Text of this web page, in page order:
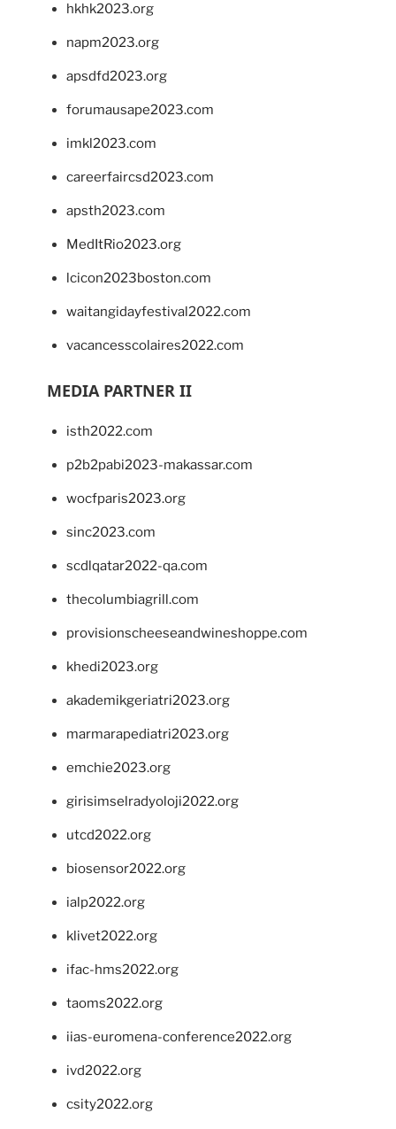
hkhk2023.org
napm2023.org
apsdfd2023.org
forumausape2023.com
imkl2023.com
careerfaircsd2023.com
apsth2023.com
MedItRio2023.org
lcicon2023boston.com
waitangidayfestival2022.com
vacancesscolaires2022.com
MEDIA PARTNER II
isth2022.com
p2b2pabi2023-makassar.com
wocfparis2023.org
sinc2023.com
scdlqatar2022-qa.com
thecolumbiagrill.com
provisionscheeseandwineshoppe.com
khedi2023.org
akademikgeriatri2023.org
marmarapediatri2023.org
emchie2023.org
girisimselradyoloji2022.org
utcd2022.org
biosensor2022.org
ialp2022.org
klivet2022.org
ifac-hms2022.org
taoms2022.org
iias-euromena-conference2022.org
ivd2022.org
csity2022.org